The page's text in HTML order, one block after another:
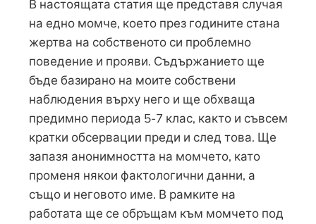
В настоящата статия ще представя случая
на едно момче, което през годините стана
жертва на собственото си проблемно
поведение и прояви. Съдържанието ще
бъде базирано на моите собствени
наблюдения върху него и ще обхваща
предимно периода 5-7 клас, както и съвсем
кратки обсервации преди и след това. Ще
запазя анонимността на момчето, като
променя някои фактологични данни, а
също и неговото име. В рамките на
работата ще се обръщам към момчето под